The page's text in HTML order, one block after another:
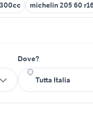
michelin 205 60
Dove?